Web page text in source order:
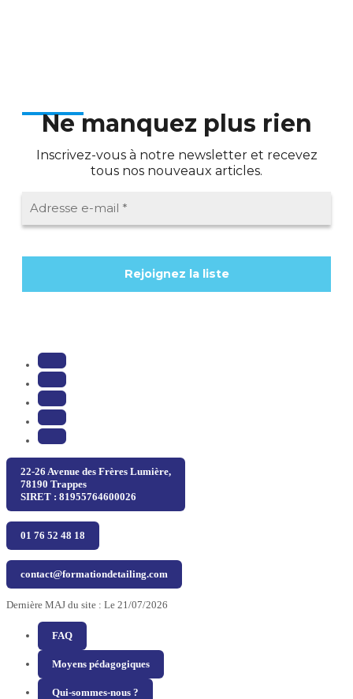
Ne manquez plus rien
Inscrivez-vous à notre newsletter et recevez
tous nos nouveaux articles.
22-26 Avenue des Frères Lumière,
78190 Trappes
SIRET : 81955764600026
01 76 52 48 18
contact@formationdetailing.com
Dernière MAJ du site : Le 21/07/2026
FAQ
Moyens pédagogiques
Qui-sommes-nous ?